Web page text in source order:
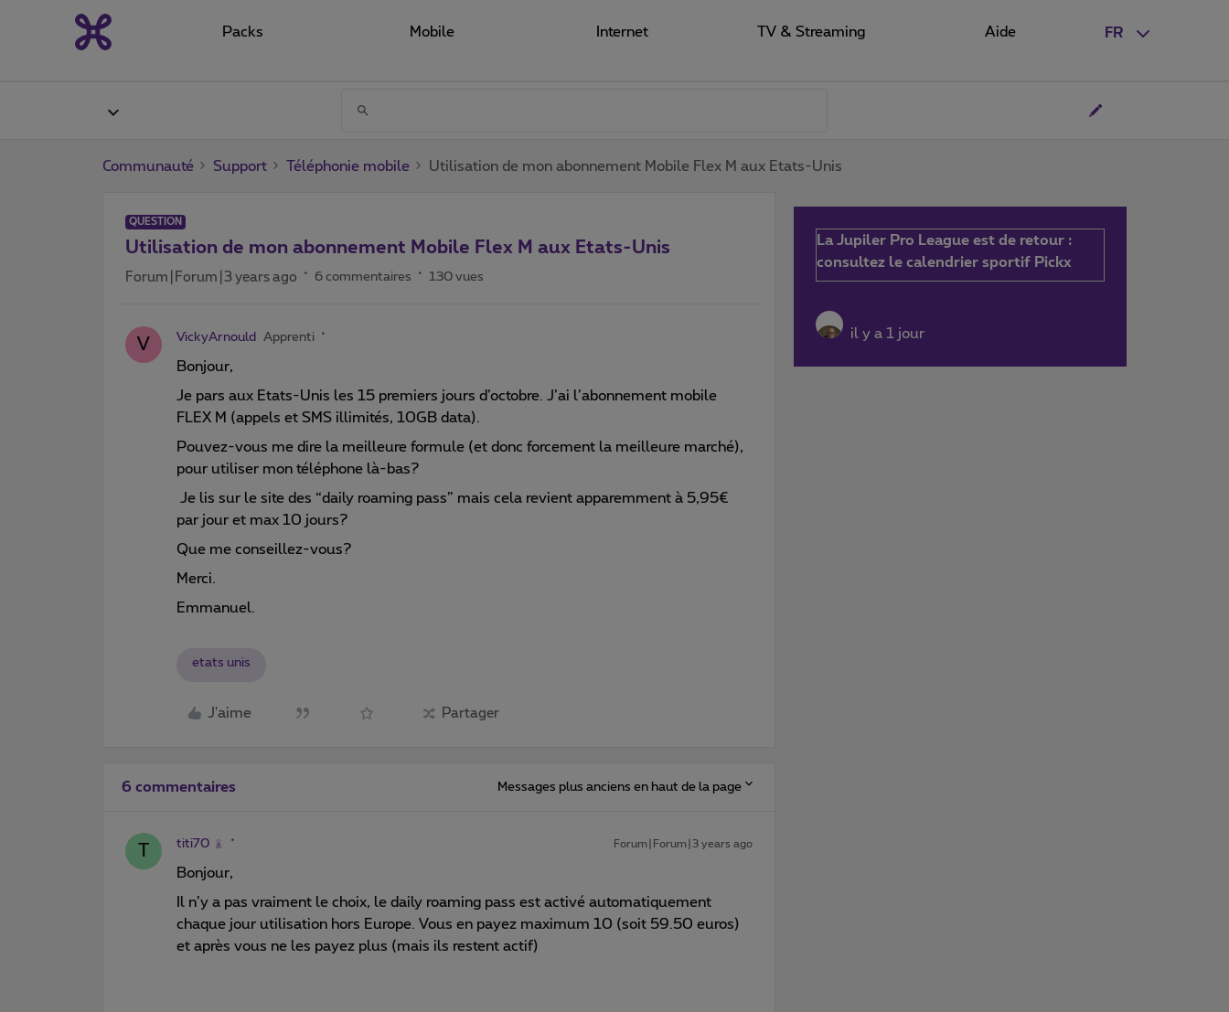
FR
Packs Mobile Internet TV & Streaming Aide
Communauté Support Téléphonie mobile Utilisation de mon abonnement Mobile Flex M aux Etats-Unis
QUESTION
Utilisation de mon abonnement Mobile Flex M aux Etats-Unis
Forum|Forum|3 years ago 6 commentaires 130 vues
V VickyArnould Apprenti
Bonjour,
Je pars aux Etats-Unis les 15 premiers jours d’octobre. J’ai l’abonnement mobile
FLEX M (appels et SMS illimités, 10GB data).
Pouvez-vous me dire la meilleure formule (et donc forcement la meilleure marché),
pour utiliser mon téléphone là-bas?
Je lis sur le site des “daily roaming pass” mais cela revient apparemment à 5,95€
par jour et max 10 jours?
Que me conseillez-vous?
Merci.
Emmanuel.
etats unis
J'aime Partager
6 commentaires Messages plus anciens en haut de la page
T titi70 Forum|Forum|3 years ago
Bonjour,
Il n’y a pas vraiment le choix, le daily roaming pass est activé automatiquement
chaque jour utilisation hors Europe. Vous en payez maximum 10 (soit 59.50 euros)
et après vous ne les payez plus (mais ils restent actif)
La Jupiler Pro League est de retour :
consultez le calendrier sportif Pickx
il y a 1 jour